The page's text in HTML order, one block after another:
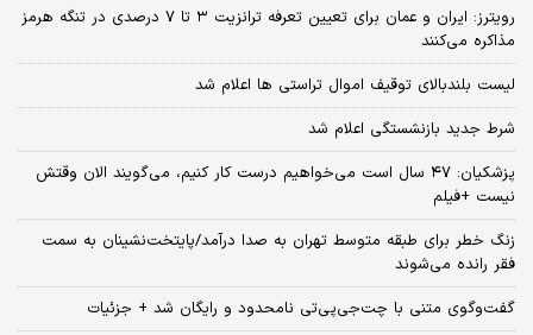
رویترز: ایران و عمان برای تعیین تعرفه ترانزیت ۳ تا ۷ درصدی در تنگه هرمز
مذاکره می‌کنند
لیست بلندبالای توقیف اموال تراستی ها اعلام شد
شرط جدید بازنشستگی اعلام شد
پزشکیان: ۴۷ سال است می‌خواهیم درست کار کنیم، می‌گویند الان وقتش
نیست +فیلم
زنگ خطر برای طبقه متوسط تهران به صدا درآمد/پایتخت‌نشینان به سمت
فقر رانده می‌شوند
گفت‌وگوی متنی با چت‌جی‌پی‌تی نامحدود و رایگان شد + جزئیات